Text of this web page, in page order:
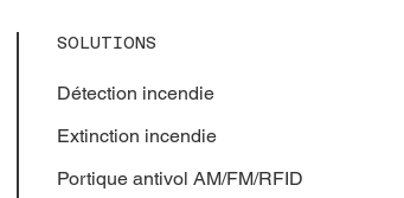
SOLUTIONS
Détection incendie
Extinction incendie
Portique antivol AM/FM/RFID